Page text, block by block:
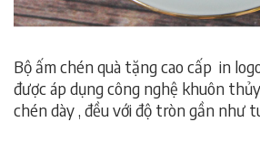
Bộ ấm chén quà tặng cao cấp in
được áp dụng công nghệ khuôn
chén dày , đều với độ tròn gần như